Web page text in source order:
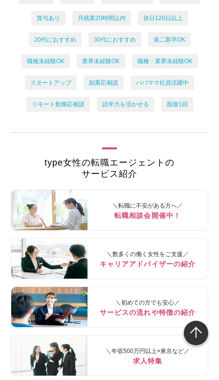
賞与あり 月残業20時間以内 休日120日以上
20代におすすめ 30代におすすめ 第二新卒OK
職種未経験OK 業界未経験OK 職種・業界未経験OK
スタートアップ 副業応相談 パパママ社員活躍中
リモート勤務応相談 語学力を活かせる 面接1回
type女性の転職エージェントの
サービス紹介
＼転職に不安がある方へ／
転職相談会開催中！
＼数多くの働く女性をご支援／
キャリアアドバイザーの紹介
＼初めての方でも安心／
サービスの流れや特徴の紹介
＼年収500万円以上×東京など／
求人特集